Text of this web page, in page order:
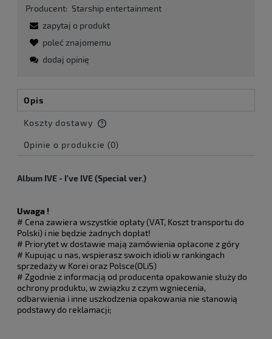
Producent: Starship entertainment
zapytaj o produkt
poleć znajomemu
dodaj opinię
Opis
Koszty dostawy
Cena nie zawiera ewentualnych kosztów płatności
Opinie o produkcie (0)
Album IVE - I've IVE (Special ver.)
Uwaga !
# Cena zawiera wszystkie opłaty (VAT, Koszt transportu do
Polski) i nie będzie żadnych dopłat!
# Priorytet w dostawie mają zamówienia opłacone z góry
# Kupując u nas, wspierasz swoich idioli w rankingach
sprzedaży w Korei oraz Polsce(OLiS)
# Zgodnie z informacją od producenta opakowanie służy do
ochrony produktu, w związku z czym wgniecenia,
odbarwienia i inne uszkodzenia opakowania nie stanowią
podstawy do reklamacji;